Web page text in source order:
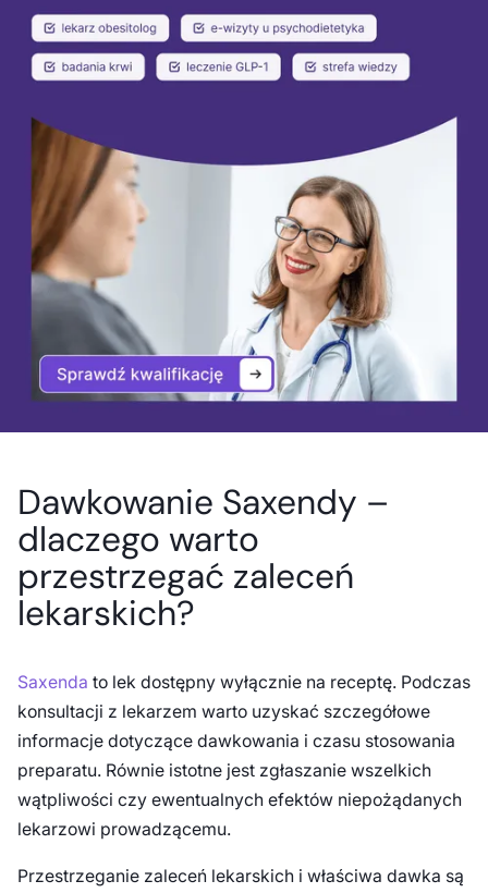
Dawkowanie Saxendy –
dlaczego warto
przestrzegać zaleceń
lekarskich?
Saxenda to lek dostępny wyłącznie na receptę. Podczas
konsultacji z lekarzem warto uzyskać szczegółowe
informacje dotyczące dawkowania i czasu stosowania
preparatu. Równie istotne jest zgłaszanie wszelkich
wątpliwości czy ewentualnych efektów niepożądanych
lekarzowi prowadzącemu.
Przestrzeganie zaleceń lekarskich i właściwa dawka są